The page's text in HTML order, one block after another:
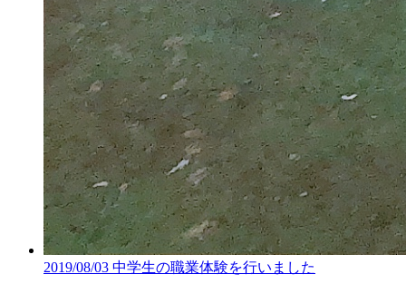
2019/08/03 中学生の職業体験を行いました